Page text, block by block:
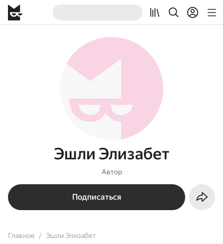
Эшли Элизабет
Автор
Подписаться
Главное Эшли Элизабет